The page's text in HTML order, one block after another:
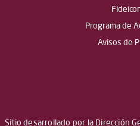
Programa de
Avisos de
Sitio desarrollado por la Dirección